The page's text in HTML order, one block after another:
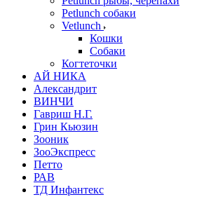
Petlunch собаки
Vetlunch
Кошки
Собаки
Когтеточки
АЙ НИКА
Александрит
ВИНЧИ
Гавриш Н.Г.
Грин Кьюзин
Зооник
ЗооЭкспресс
Петто
РАВ
ТД Инфантекс